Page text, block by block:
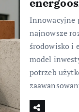
Innowacyjne
najnowsze
środowisko i
model
potrzeb